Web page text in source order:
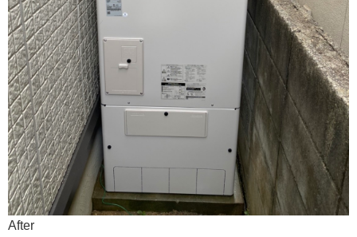
After